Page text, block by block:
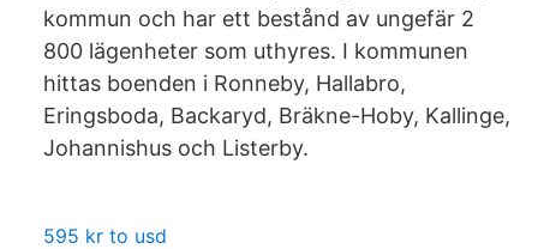
kommun och har ett bestånd av ungefär 2
800 lägenheter som uthyres. I kommunen
hittas boenden i Ronneby, Hallabro,
Eringsboda, Backaryd, Bräkne-Hoby, Kallinge,
Johannishus och Listerby.
595 kr to usd